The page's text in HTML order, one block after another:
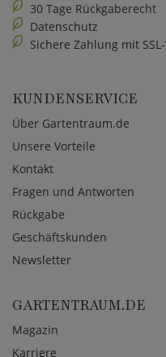
30 Tage Rückgaberecht
Datenschutz
Sichere Zahlung mit
KUNDENSERVICE
Über Gartentraum.de
Unsere Vorteile
Kontakt
Fragen und Antworten
Rückgabe
Geschäftskunden
Newsletter
GARTENTRAUM.DE
Magazin
Karriere